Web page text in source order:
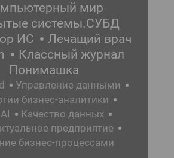
мир
системы.СУБД
ИС
Лечащий врач
Классный журнал
Понимашка
Управление данными
бизнес-аналитики
Качество данных
предприятие
бизнес-процессами